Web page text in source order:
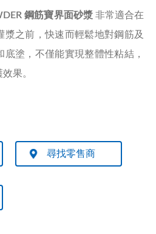
鋼筋寶界面砂漿 非常適合在
漿之前，快速而輕鬆地對鋼筋及
塗，不僅能實現整體性粘結，
果。
尋找零售商